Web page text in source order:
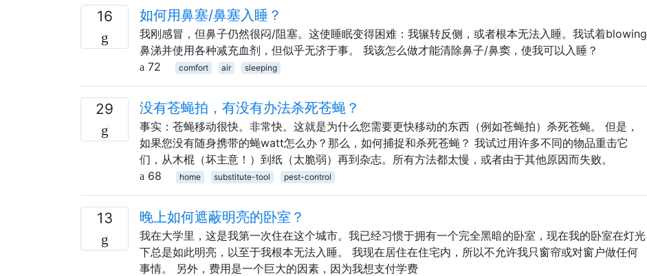
16 如何用鼻塞/鼻塞入睡？
我刚感冒，但鼻子仍然很闷/阻塞。这使睡眠变得困难：我辗转反侧，或者根本无法入睡。我试着blowing
鼻涕并使用各种减充血剂，但似乎无济于事。 我该怎么做才能清除鼻子/鼻窦，使我可以入睡？
72
comfort air sleeping
29 没有苍蝇拍，有没有办法杀死苍蝇？
事实：苍蝇移动很快。非常快。这就是为什么您需要更快移动的东西（例如苍蝇拍）杀死苍蝇。 但是，
如果您没有随身携带的蝇watt怎么办？那么，如何捕捉和杀死苍蝇？ 我试过用许多不同的物品重击它
们，从木棍（坏主意！）到纸（太脆弱）再到杂志。所有方法都太慢，或者由于其他原因而失败。
68
home substitute-tool pest-control
13 晚上如何遮蔽明亮的卧室？
我在大学里，这是我第一次住在这个城市。我已经习惯于拥有一个完全黑暗的卧室，现在我的卧室在灯光
下总是如此明亮，以至于我根本无法入睡。 我现在居住在住宅内，所以不允许我只窗帘或对窗户做任何
事情。 另外，费用是一个巨大的因素，因为我想支付学费